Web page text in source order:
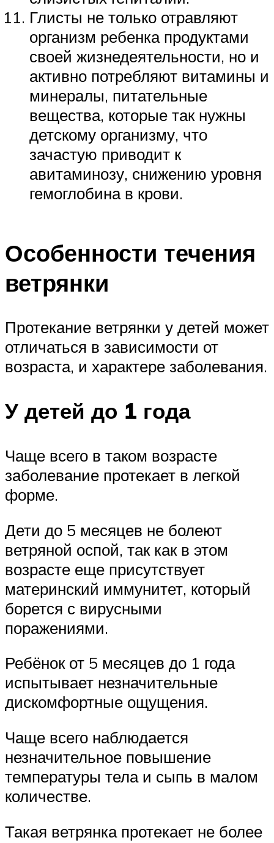
Глисты не только отравляют
организм ребенка продуктами
своей жизнедеятельности, но и
активно потребляют витамины и
минералы, питательные
вещества, которые так нужны
детскому организму, что
зачастую приводит к
авитаминозу, снижению уровня
гемоглобина в крови.
Особенности течения
ветрянки
Протекание ветрянки у детей может
отличаться в зависимости от
возраста, и характере заболевания.
У детей до 1 года
Чаще всего в таком возрасте
заболевание протекает в легкой
форме.
Дети до 5 месяцев не болеют
ветряной оспой, так как в этом
возрасте еще присутствует
материнский иммунитет, который
борется с вирусными
поражениями.
Ребёнок от 5 месяцев до 1 года
испытывает незначительные
дискомфортные ощущения.
Чаще всего наблюдается
незначительное повышение
температуры тела и сыпь в малом
количестве.
Такая ветрянка протекает не более